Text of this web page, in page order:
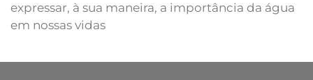
expressar, à sua maneira, a importância da água
em nossas vidas